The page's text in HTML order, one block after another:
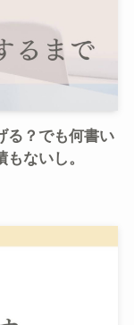
る？でも何書い
ないし。